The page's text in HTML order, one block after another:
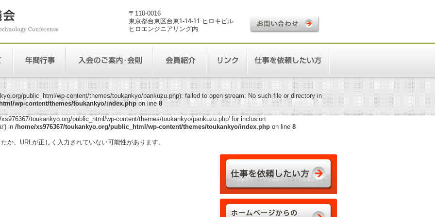
〒110-0016
東京都台東区台東1-14-11 ヒロキビル
ヒロエンジニアリング内
public_html/wp-content/themes/toukankyo/pankuzu.php): failed to open stream: No such file or directory in
wp-content/themes/toukankyo/index.phpon line8
toukankyo.org/public_html/wp-content/themes/toukankyo/pankuzu.php' for inclusion
in /home/xs976367/toukankyo.org/public_html/wp-content/themes/toukankyo/index.phpon line 8
か、URLが正しく入力されていない可能性があります。